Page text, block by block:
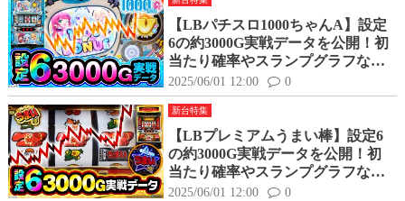
【LBパチスロ1000ちゃんA】設定
6の約3000G実戦データを公開！初
当たり確率やスランプグラフなど
高設定の挙動はどんな感じ？
2025/06/01 12:00 0
新台特集
【LBプレミアムうまい棒】設定6
の約3000G実戦データを公開！初
当たり確率やスランプグラフなど
高設定の挙動はどんな感じ？
2025/06/01 12:00 0